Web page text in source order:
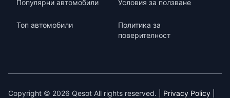
Популярни автомобили
Топ автомобили
Условия за ползване
Политика за
поверителност
Copyright © 2026 Qesot All rights reserved. | Privacy Policy